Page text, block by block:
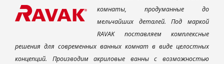
комнаты, продуманные до
мельчайших деталей. Под маркой
RAVAK поставляем комплексные
решения для современных ванных комнат в виде целостных
концепций. Производим акриловые ванны с возможностью